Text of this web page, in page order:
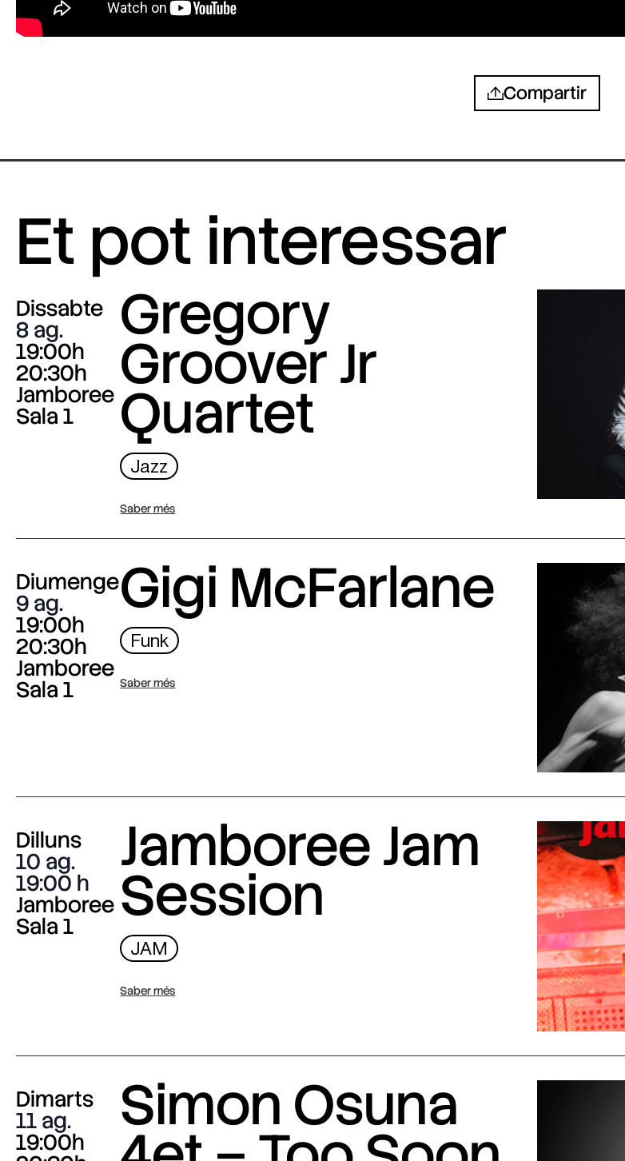
Compartir
Et pot interessar
Dissabte
8 ag.
19:00h
20:30h
Jamboree
Sala 1
Gregory
Groover Jr
Quartet
Jazz
Saber més
Diumenge
9 ag.
19:00h
20:30h
Jamboree
Sala 1
Gigi McFarlane
Funk
Saber més
Dilluns
10 ag.
19:00
Jamboree
Sala 1
Jamboree Jam
Session
JAM
Saber més
Dimarts
11 ag.
19:00h
Simon Osuna